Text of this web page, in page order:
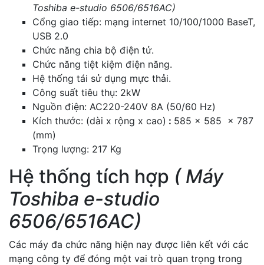
Toshiba e-studio 6506/6516AC)
Cổng giao tiếp: mạng internet 10/100/1000 BaseT,
USB 2.0
Chức năng chia bộ điện tử.
Chức năng tiệt kiệm điện năng.
Hệ thống tái sử dụng mực thải.
Công suất tiêu thụ: 2kW
Nguồn điện: AC220-240V 8A (50/60 Hz)
Kích thước: (dài x rộng x cao) : 585 x 585 x 787
(mm)
Trọng lượng: 217 Kg
Hệ thống tích hợp ( Máy
Toshiba e-studio
6506/6516AC)
Các máy đa chức năng hiện nay được liên kết với các
mạng công ty để đóng một vai trò quan trọng trong